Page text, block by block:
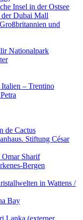
Insel in der Ostsee
der Dubai Mall
und
Nationalpark
– Trentino
de Cactus
Stiftung César
Omar Sharif
Bergen
in Wattens /
Bay